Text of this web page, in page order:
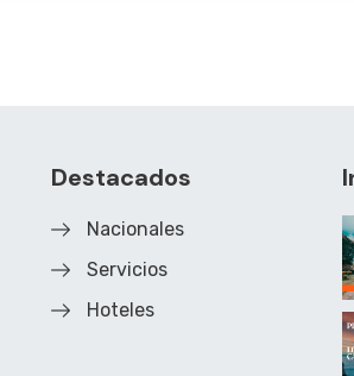
Destacados
Nacionales
Servicios
Hoteles